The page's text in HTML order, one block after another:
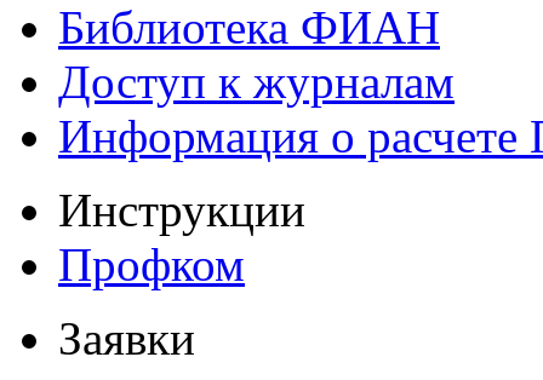
Библиотека ФИАН
Доступ к журналам
Информация о
Инструкции
Профком
Заявки